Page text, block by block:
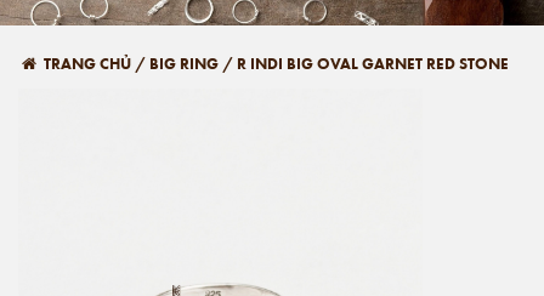
TRANG CHỦ / BIG RING / R INDI BIG OVAL GARNET RED STONE